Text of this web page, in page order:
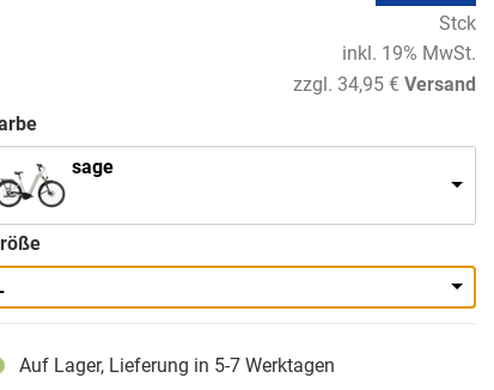
Stck
inkl. 19% MwSt.
zzgl. 34,95 € Versand
sage
Auf Lager, Lieferung in 5-7 Werktagen